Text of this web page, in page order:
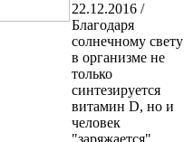
22.12.2016 /
Благодаря
солнечному свету
в организме не
только
синтезируется
витамин D, но и
человек
"заряжается"